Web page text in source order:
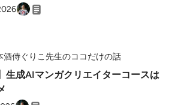
酒侍ぐりこ先生のココだけの話
生成AIマンガクリエイターコースは